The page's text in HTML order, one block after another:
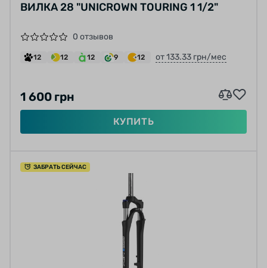
ВИЛКА 28 "UNICROWN TOURING 1 1/2"
0 отзывов
12 12 12 9 12 от 133.33 грн/мес
1 600 грн
КУПИТЬ
ЗАБРАТЬ СЕЙЧАС